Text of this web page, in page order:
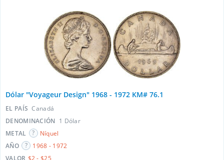
Dólar "Voyageur Design" 1968 - 1972 KM# 76.1
EL PAÍS Canadá
DENOMINACIÓN 1 Dólar
METAL
Níquel
AÑO
1968 - 1972
VALOR $2 - $25